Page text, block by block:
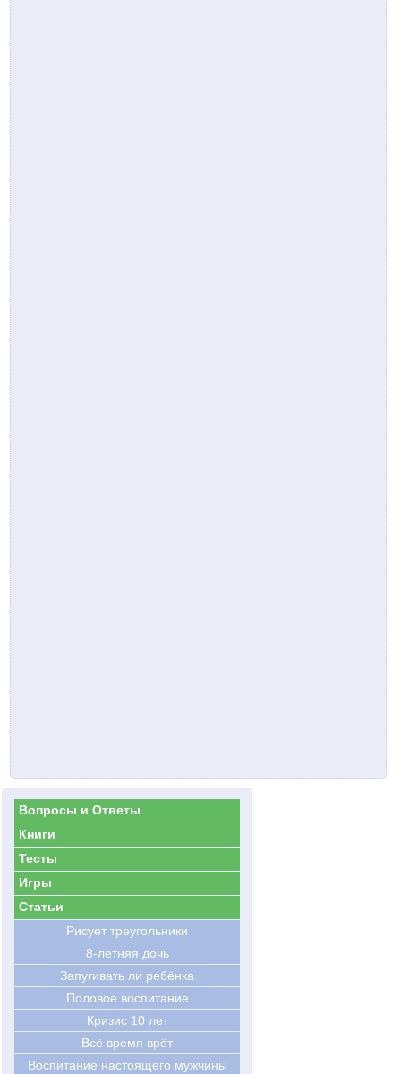
Вопросы и Ответы
Книги
Тесты
Игры
Статьи
Рисует треугольники
8-летняя дочь
Запугивать ли ребёнка
Половое воспитание
Кризис 10 лет
Всё время врёт
Воспитание настоящего мужчины